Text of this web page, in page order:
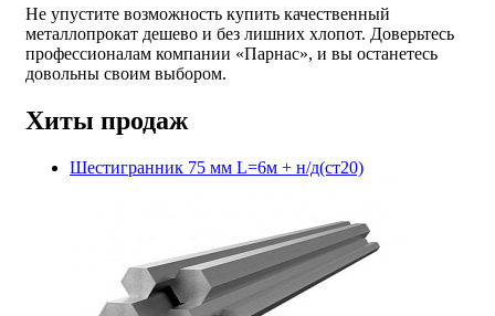
Не упустите возможность купить качественный
металлопрокат дешево и без лишних хлопот. Доверьтесь
профессионалам компании «Парнас», и вы останетесь
довольны своим выбором.
Хиты продаж
Шестигранник 75 мм L=6м + н/д(ст20)